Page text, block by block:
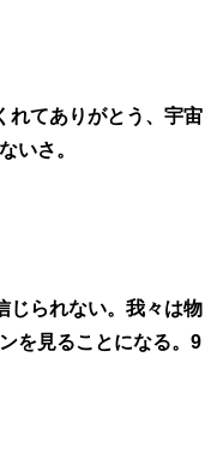
れてありがとう、宇宙
いさ。
じられない。我々は物
を見ることになる。9